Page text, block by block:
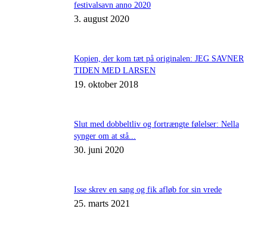
festivalsavn anno 2020
3. august 2020
Kopien, der kom tæt på originalen: JEG SAVNER
TIDEN MED LARSEN
19. oktober 2018
Slut med dobbeltliv og fortrængte følelser: Nella
synger om at stå...
30. juni 2020
Isse skrev en sang og fik afløb for sin vrede
25. marts 2021